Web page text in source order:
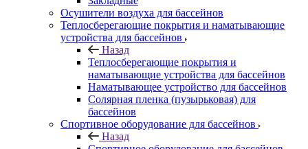
Осушители воздуха для бассейнов
Теплосберегающие покрытия и наматывающие
устройства для бассейнов
Назад
Теплосберегающие покрытия и
наматывающие устройства для бассейнов
Наматывающее устройство для бассейнов
Солярная пленка (пузырьковая) для
бассейнов
Спортивное оборудование для бассейнов
Назад